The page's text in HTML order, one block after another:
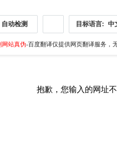
自动检测 目标语言: 中
网站真伪-百度翻译仅提供网页翻译服务，